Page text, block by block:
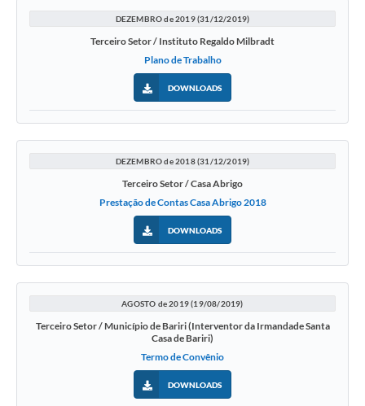
DEZEMBRO de 2019 (31/12/2019)
Terceiro Setor / Instituto Regaldo Milbradt
Plano de Trabalho
DOWNLOADS
DEZEMBRO de 2018 (31/12/2019)
Terceiro Setor / Casa Abrigo
Prestação de Contas Casa Abrigo 2018
DOWNLOADS
AGOSTO de 2019 (19/08/2019)
Terceiro Setor / Município de Bariri (Interventor da Irmandade Santa
Casa de Bariri)
Termo de Convênio
DOWNLOADS